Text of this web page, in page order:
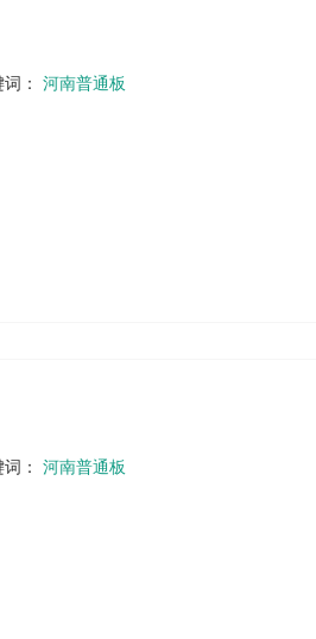
： 河南普通板
： 河南普通板